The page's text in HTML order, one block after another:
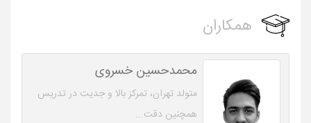
همکاران
محمدحسین خسروی
متولد تهران، تمرکز بالا و جدیت در تدریس
همچنین دقت...